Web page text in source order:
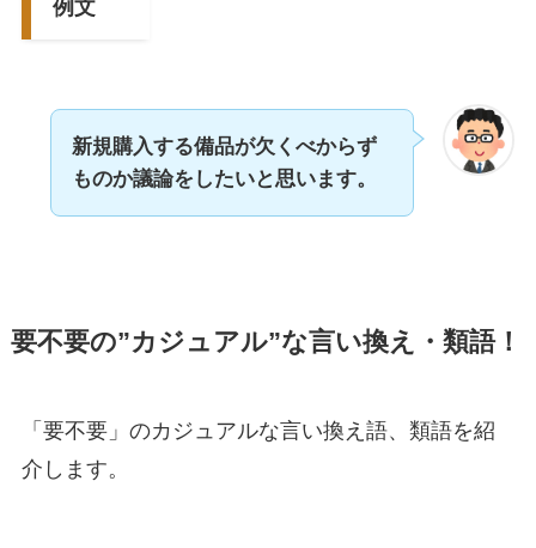
例文
新規購入する備品が欠くべからず
ものか議論をしたいと思います。
要不要の”カジュアル”な言い換え・類語！
「要不要」のカジュアルな言い換え語、類語を紹
介します。